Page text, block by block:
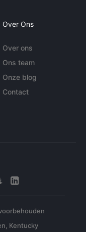
Over Ons
Over ons
Ons team
Onze blog
Contact